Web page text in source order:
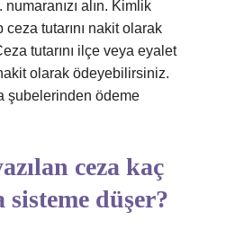
numaranızı alın. Kimlik
ceza tutarını nakit olarak
tutarını ilçe veya eyalet
olarak ödeyebilirsiniz.
şubelerinden ödeme
ceza kaç
sisteme düşer?